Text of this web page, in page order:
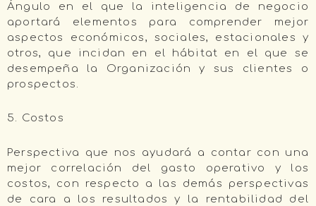
Ángulo en el que la inteligencia de negocio
aportará elementos para comprender mejor
aspectos económicos, sociales, estacionales y
otros, que incidan en el hábitat en el que se
desempeña la Organización y sus clientes o
prospectos.
5. Costos
Perspectiva que nos ayudará a contar con una
mejor correlación del gasto operativo y los
costos, con respecto a las demás perspectivas
de cara a los resultados y la rentabilidad del